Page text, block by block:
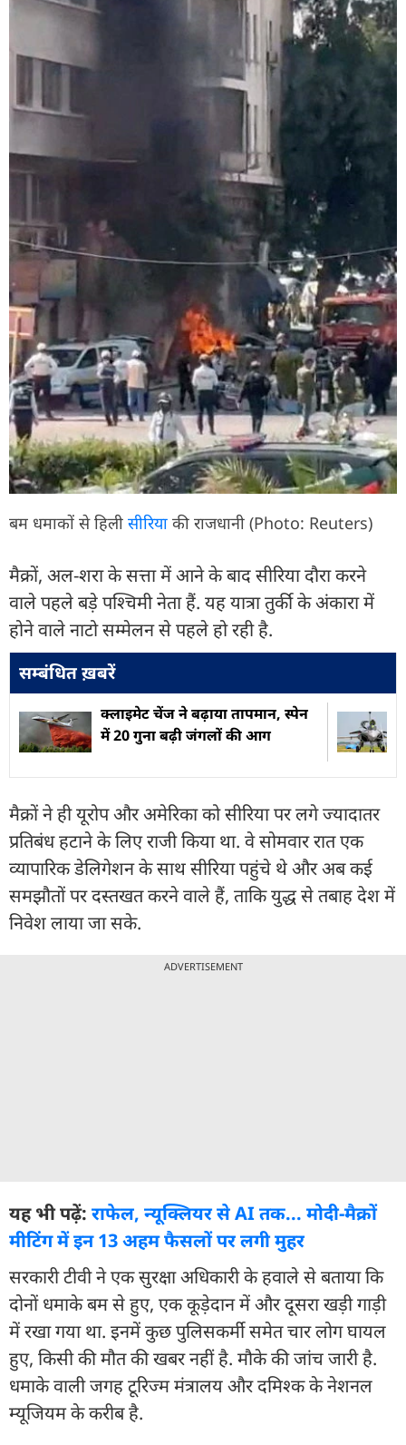
बम धमाकों से हिली सीरिया की राजधानी (Photo: Reuters)
मैक्रों, अल-शरा के सत्ता में आने के बाद सीरिया दौरा करने
वाले पहले बड़े पश्चिमी नेता हैं. यह यात्रा तुर्की के अंकारा में
होने वाले नाटो सम्मेलन से पहले हो रही है.
सम्बंधित ख़बरें
क्लाइमेट चेंज ने बढ़ाया तापमान, स्पेन
में 20 गुना बढ़ी जंगलों की आग
मैक्रों ने ही यूरोप और अमेरिका को सीरिया पर लगे ज्यादातर
प्रतिबंध हटाने के लिए राजी किया था. वे सोमवार रात एक
व्यापारिक डेलिगेशन के साथ सीरिया पहुंचे थे और अब कई
समझौतों पर दस्तखत करने वाले हैं, ताकि युद्ध से तबाह देश में
निवेश लाया जा सके.
ADVERTISEMENT
यह भी पढ़ें: राफेल, न्यूक्लियर से AI तक... मोदी-मैक्रों
मीटिंग में इन 13 अहम फैसलों पर लगी मुहर
सरकारी टीवी ने एक सुरक्षा अधिकारी के हवाले से बताया कि
दोनों धमाके बम से हुए, एक कूड़ेदान में और दूसरा खड़ी गाड़ी
में रखा गया था. इनमें कुछ पुलिसकर्मी समेत चार लोग घायल
हुए, किसी की मौत की खबर नहीं है. मौके की जांच जारी है.
धमाके वाली जगह टूरिज्म मंत्रालय और दमिश्क के नेशनल
म्यूजियम के करीब है.